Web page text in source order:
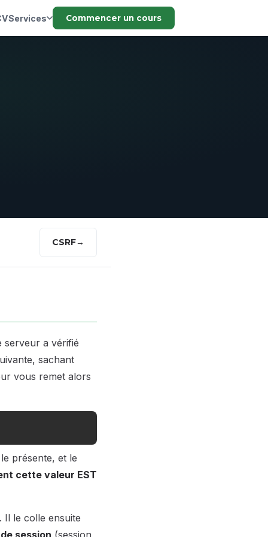
Services Commencer un cours
CSRF
serveur a vérifié
sachant
vous remet alors
présente, et le
cette valeur EST
Il le colle ensuite
session (session